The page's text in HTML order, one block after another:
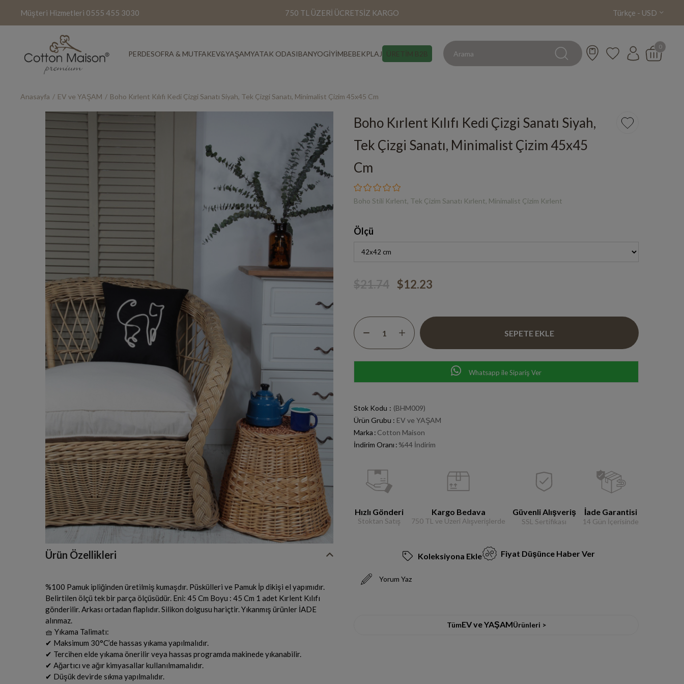
Müşteri Hizmetleri 0555 455 3030 750 TL ÜZERİ ÜCRETSİZ KARGO Türkçe - USD
PERDESOFRA & MUTFAKEV&YAŞAMYATAK ODASIBANYOGİYİMBEBEKPLAJ ÜRETİM B2B
0
Anasayfa EV ve YAŞAM Boho Kırlent Kılıfı Kedi Çizgi Sanatı Siyah, Tek Çizgi Sanatı, Minimalist Çizim 45x45 Cm
Ürün Özellikleri
%100 Pamuk ipliğinden üretilmiş kumaşdır. Püskülleri ve Pamuk İp dikişi el yapımıdır.
Belirtilen ölçü tek bir parça ölçüsüdür. Eni: 45 Cm Boyu : 45 Cm 1 adet Kırlent Kılıfı
gönderilir. Arkası ortadan flaplıdır. Silikon dolgusu hariçtir. Yıkanmış ürünler İADE
alınmaz.
🧺 Yıkama Talimatı:
✔ Maksimum 30°C’de hassas yıkama yapılmalıdır.
✔ Tercihen elde yıkama önerilir veya hassas programda makinede yıkanabilir.
✔ Ağartıcı ve ağır kimyasallar kullanılmamalıdır.
✔ Düşük devirde sıkma yapılmalıdır.
Boho Kırlent Kılıfı Kedi Çizgi Sanatı Siyah,
Tek Çizgi Sanatı, Minimalist Çizim 45x45
Cm
Boho Stili Kırlent, Tek Çizim Sanatı Kırlent, Minimalist Çizim Kırlent
Ölçü
$21.74 $12.23
Whatsapp ile Sipariş Ver
Stok Kodu
(BHM009)
Ürün Grubu : EV ve YAŞAM
Marka : Cotton Maison
İndirim Oranı : %44 İndirim
Hızlı Gönderi
Stoktan Satış
Kargo Bedava
750 TL ve Üzeri Alışverişlerde
Güvenli Alışveriş
SSL Sertifikası
İade Garantisi
14 Gün İçerisinde
Koleksiyona Ekle Fiyat Düşünce Haber Ver
Yorum Yaz
TümEV ve YAŞAMÜrünleri >